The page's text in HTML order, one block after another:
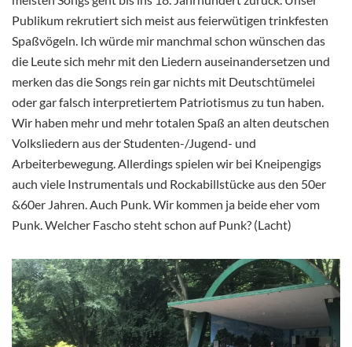
Publikum rekrutiert sich meist aus feierwütigen trinkfesten
Spaßvögeln. Ich würde mir manchmal schon wünschen das
die Leute sich mehr mit den Liedern auseinandersetzen und
merken das die Songs rein gar nichts mit Deutschtümelei
oder gar falsch interpretiertem Patriotismus zu tun haben.
Wir haben mehr und mehr totalen Spaß an alten deutschen
Volksliedern aus der Studenten-/Jugend- und
Arbeiterbewegung. Allerdings spielen wir bei Kneipengigs
auch viele Instrumentals und Rockabillstücke aus den 50er
&60er Jahren. Auch Punk. Wir kommen ja beide eher vom
Punk. Welcher Fascho steht schon auf Punk? (Lacht)